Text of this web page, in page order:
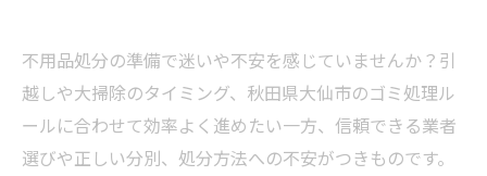
不用品処分の準備で迷いや不安を感じていませんか？引
越しや大掃除のタイミング、秋田県大仙市のゴミ処理ル
ールに合わせて効率よく進めたい一方、信頼できる業者
選びや正しい分別、処分方法への不安がつきものです。